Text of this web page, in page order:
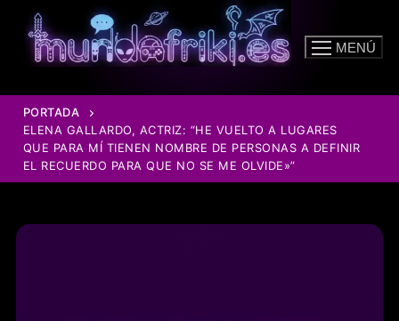
contenido
MENÚ
PORTADA
ELENA GALLARDO, ACTRIZ: “HE VUELTO A LUGARES
QUE PARA MÍ TIENEN NOMBRE DE PERSONAS A DEFINIR
EL RECUERDO PARA QUE NO SE ME OLVIDE»”